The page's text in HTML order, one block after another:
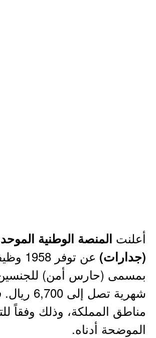
أعلنت المنصة الوطنية
(جدارات)
عن
بمسمى (حارس أمن)
شهرية تصل
مناطق المملكة، وذلك وفقاً
الموضحة أدناه.